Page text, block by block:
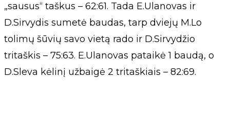
„sausus“ taškus – 62:61. Tada E.Ulanovas ir
D.Sirvydis sumetė baudas, tarp dviejų M.Lo
tolimų šūvių savo vietą rado ir D.Sirvydžio
tritaškis – 75:63. E.Ulanovas pataikė 1 baudą, o
D.Sleva kėlinį užbaigė 2 tritaškiais – 82:69.